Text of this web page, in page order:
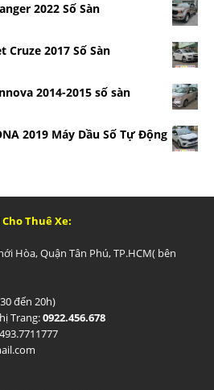
2022 Số Sàn
2017 Số Sàn
2014-2015 số sàn
2019 Máy Dầu Số Tự Động
Thuê Xe:
Hòa, Quận Tân Phú, TP.HCM( bên
đến 20h)
Trang:0922.456.678
93.7711777